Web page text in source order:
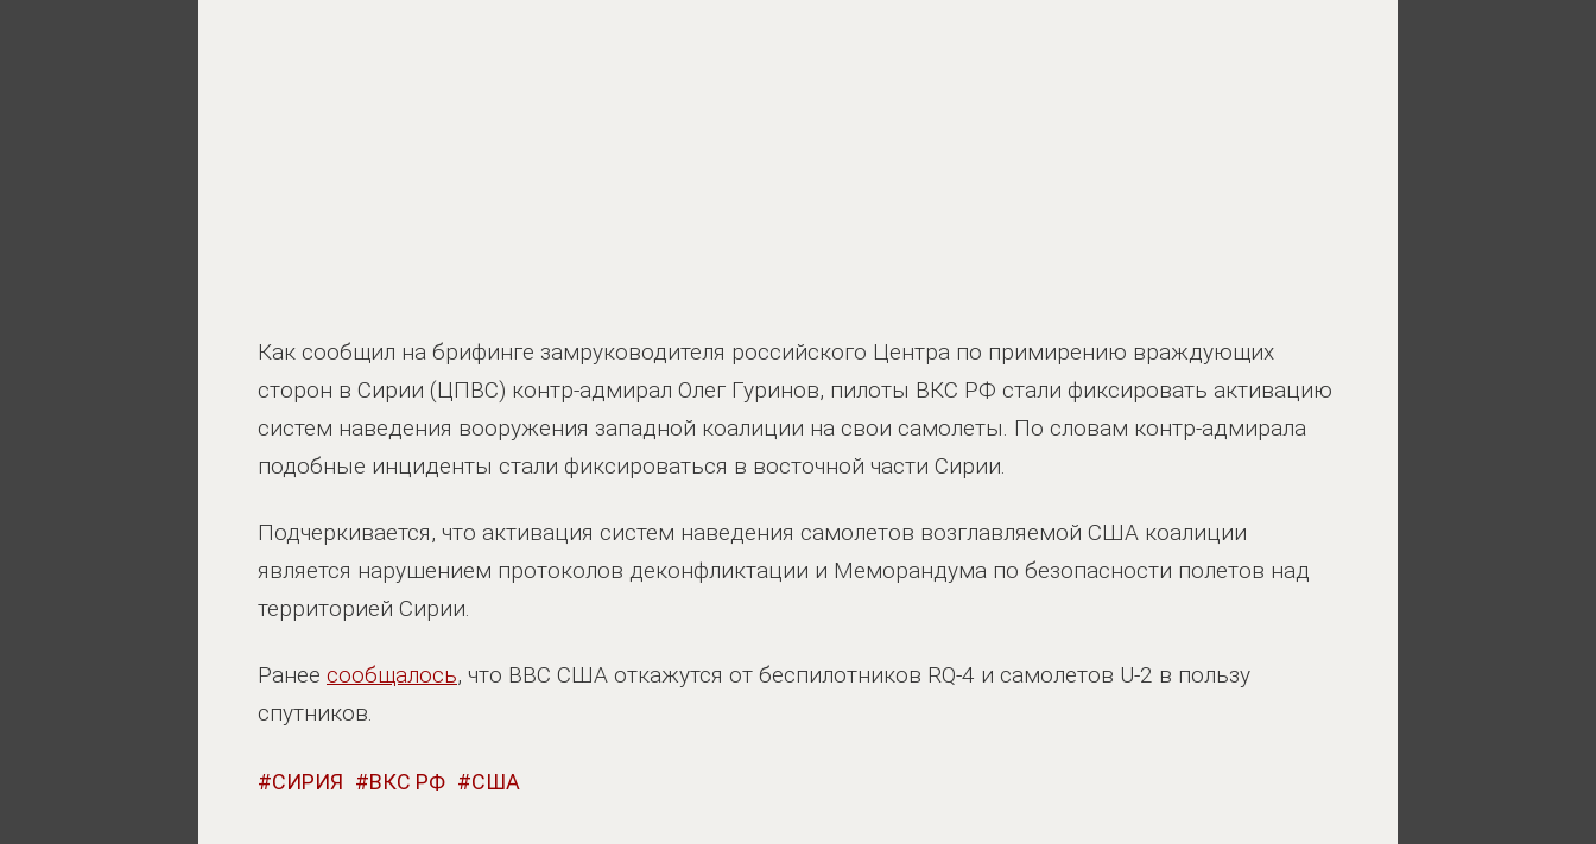
Как сообщил на брифинге замруководителя российского Центра по примирению враждующих
сторон в Сирии (ЦПВС) контр-адмирал Олег Гуринов, пилоты ВКС РФ стали фиксировать активацию
систем наведения вооружения западной коалиции на свои самолеты. По словам контр-адмирала
подобные инциденты стали фиксироваться в восточной части Сирии.
Подчеркивается, что активация систем наведения самолетов возглавляемой США коалиции
является нарушением протоколов деконфликтации и Меморандума по безопасности полетов над
территорией Сирии.
Ранее сообщалось, что ВВС США откажутся от беспилотников RQ-4 и самолетов U-2 в пользу
спутников.
СИРИЯ ВКС РФ США